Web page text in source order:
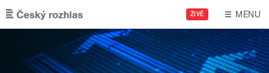
Přejít k hlavnímu obsahu
ŽIVĚ MENU